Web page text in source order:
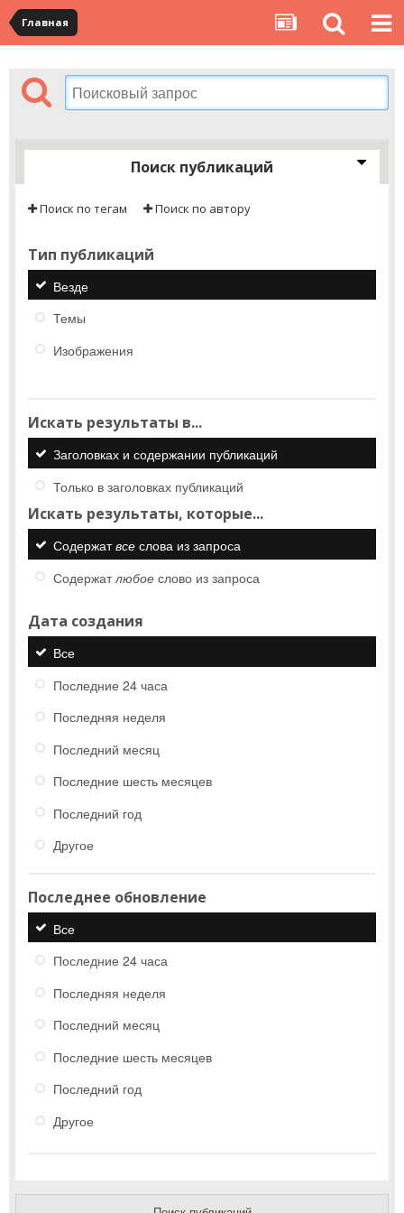
Главная
Поиск публикаций
Поиск по тегам Поиск по автору
Тип публикаций
Везде
Темы
Изображения
Искать результаты в...
Заголовках и содержании публикаций
Только в заголовках публикаций
Искать результаты, которые...
Содержатвсе слова из запроса
Содержатлюбое слово из запроса
Дата создания
Все
Последние 24 часа
Последняя неделя
Последний месяц
Последние шесть месяцев
Последний год
Другое
Последнее обновление
Все
Последние 24 часа
Последняя неделя
Последний месяц
Последние шесть месяцев
Последний год
Другое